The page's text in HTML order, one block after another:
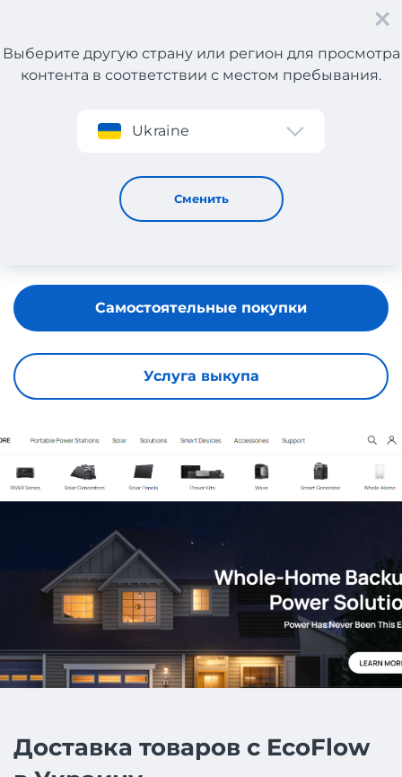
Регистрация
Выберите другую страну или регион для просмотра
контента в соответствии с местом пребывания.
Ukraine
Сменить
EcoFlow
Услуга выкупа
Самостоятельные покупки
Доставка товаров с EcoFlow